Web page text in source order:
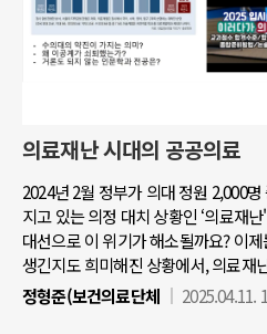
의료재난 시대의 공공의료
2024년 2월 정부가 의대 정원 2,000
지고 있는 의정 대치 상황인 ‘의료재
대선으로 이 위기가 해소될까요? 이
생긴지도 희미해진 상황에서, 의료재
정형준(보건의료단체
2025.04.11.